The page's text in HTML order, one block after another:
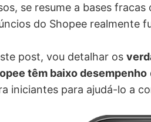
se resume a bases
do Shopee realmente
post, vou detalhar os
têm baixo desempenho
iniciantes para ajudá-lo a